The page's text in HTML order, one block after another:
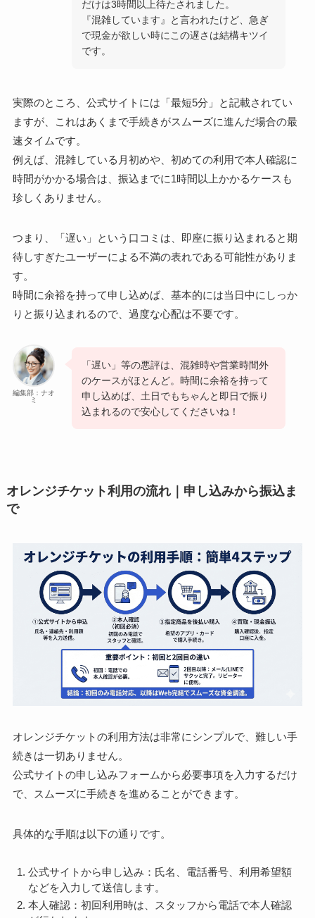
だけは3時間以上待たされました。
『混雑しています』と言われたけど、急ぎ
で現金が欲しい時にこの遅さは結構キツイ
です。
実際のところ、公式サイトには「最短5分」と記載されてい
ますが、これはあくまで手続きがスムーズに進んだ場合の最
速タイムです。
例えば、混雑している月初めや、初めての利用で本人確認に
時間がかかる場合は、振込までに1時間以上かかるケースも
珍しくありません。
つまり、「遅い」という口コミは、即座に振り込まれると期
待しすぎたユーザーによる不満の表れである可能性がありま
す。
時間に余裕を持って申し込めば、基本的には当日中にしっか
りと振り込まれるので、過度な心配は不要です。
編集部：ナオ
ミ
「遅い」等の悪評は、混雑時や営業時間外
のケースがほとんど。時間に余裕を持って
申し込めば、土日でもちゃんと即日で振り
込まれるので安心してくださいね！
オレンジチケット利用の流れ｜申し込みから振込ま
で
オレンジチケットの利用方法は非常にシンプルで、難しい手
続きは一切ありません。
公式サイトの申し込みフォームから必要事項を入力するだけ
で、スムーズに手続きを進めることができます。
具体的な手順は以下の通りです。
公式サイトから申し込み：氏名、電話番号、利用希望額
などを入力して送信します。
本人確認：初回利用時は、スタッフから電話で本人確認